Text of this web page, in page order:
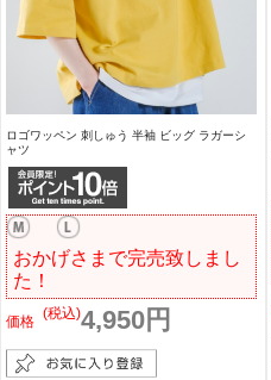
ロゴワッペン 刺しゅう 半袖 ビッグ ラガーシ
ャツ
おかげさまで完売致しまし
た！
価格 4,950円
(税込)